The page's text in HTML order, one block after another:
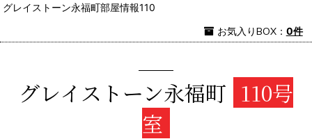
グレイストーン永福町部屋情報110
お気入りBOX： 0件
グレイストーン永福町 110号
室